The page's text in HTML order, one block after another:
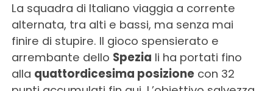
La squadra di Italiano viaggia a corrente
alternata, tra alti e bassi, ma senza mai
finire di stupire. Il gioco spensierato e
arrembante dello Spezia li ha portati fino
alla quattordicesima posizionecon 32